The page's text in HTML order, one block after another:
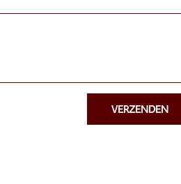
VERZENDEN